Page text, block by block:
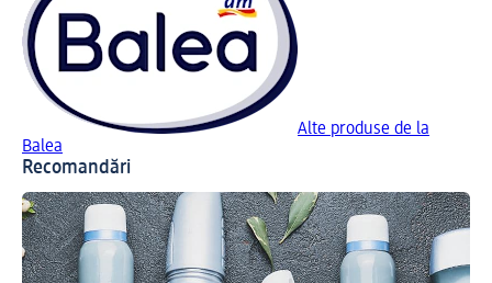
Alte produse de la
Balea
Recomandări